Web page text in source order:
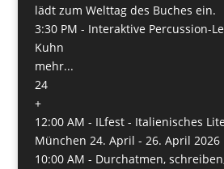
lädt zum Welttag des Buches ein.
3:30 PM - Interaktive Percussion-
Kuhn
mehr...
24
+
12:00 AM - ILfest - Italienisches
München 24. April - 26. April 2026
10:00 AM - Durchatmen,